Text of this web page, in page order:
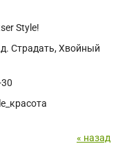
Style!
Страдать, Хвойный
« назад